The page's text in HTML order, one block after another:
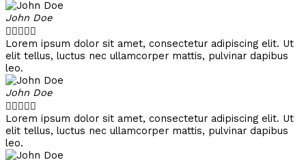
John Doe

Lorem ipsum dolor sit amet, consectetur adipiscing elit. Ut
elit tellus, luctus nec ullamcorper mattis, pulvinar dapibus
leo.
John Doe

Lorem ipsum dolor sit amet, consectetur adipiscing elit. Ut
elit tellus, luctus nec ullamcorper mattis, pulvinar dapibus
leo.